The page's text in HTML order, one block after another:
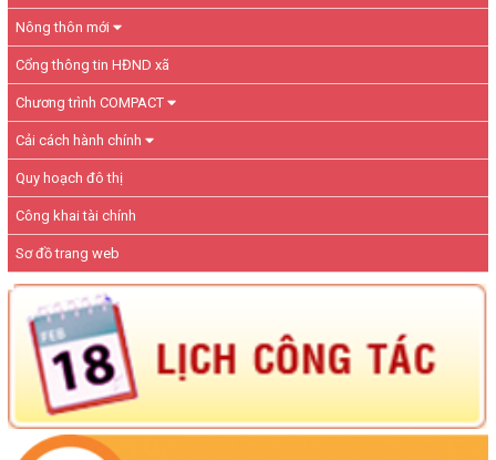
Nông thôn mới
Cổng thông tin HĐND xã
Chương trình COMPACT
Cải cách hành chính
Quy hoạch đô thị
Công khai tài chính
Sơ đồ trang web